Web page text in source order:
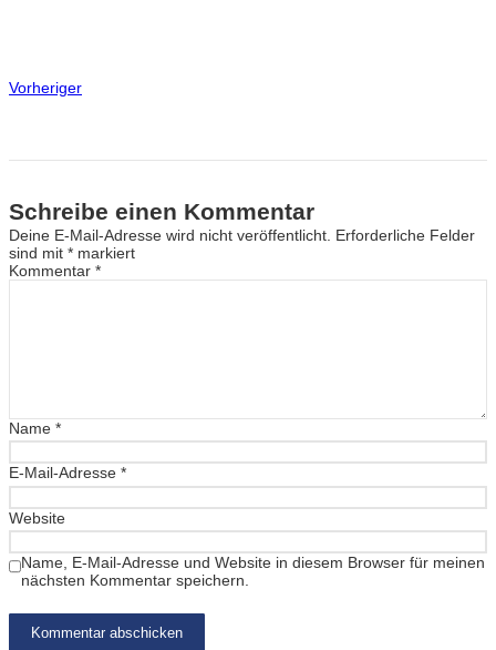
Vorheriger
Schreibe einen Kommentar
Deine E-Mail-Adresse wird nicht veröffentlicht. Erforderliche Felder
sind mit * markiert
Kommentar *
Name *
E-Mail-Adresse *
Website
Name, E-Mail-Adresse und Website in diesem Browser für meinen
nächsten Kommentar speichern.